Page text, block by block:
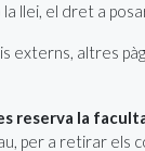
llei, el dret a
altres
reserva la
per a retirar